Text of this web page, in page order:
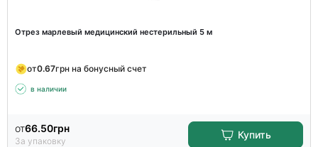
Отрез марлевый медицинский нестерильный 5 м
от0.67грн на бонусный счет
в наличии
от66.50грн
За упаковку
Купить